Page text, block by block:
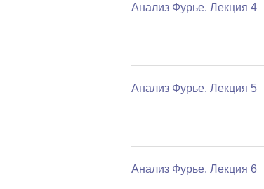
Анализ Фурье. Лекция 4
Анализ Фурье. Лекция 5
Анализ Фурье. Лекция 6